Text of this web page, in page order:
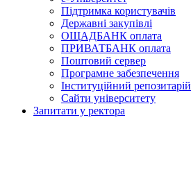
Підтримка користувачів
Державні закупівлі
ОЩАДБАНК оплата
ПРИВАТБАНК оплата
Поштовий сервер
Програмне забезпечення
Інституційний репозитарій
Сайти університету
Запитати у ректора